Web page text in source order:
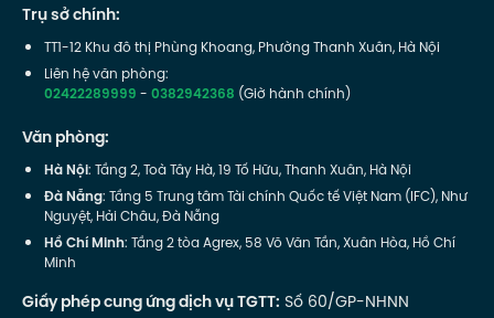
Trụ sở chính:
TT1-12 Khu đô thị Phùng Khoang, Phường Thanh Xuân, Hà Nội
Liên hệ văn phòng:
02422289999-0382942368 (Giờ hành chính)
Văn phòng:
Hà Nội: Tầng 2, Toà Tây Hà, 19 Tố Hữu, Thanh Xuân, Hà Nội
Đà Nẵng: Tầng 5 Trung tâm Tài chính Quốc tế Việt Nam (IFC), Như
Nguyệt, Hải Châu, Đà Nẵng
Hồ Chí Minh: Tầng 2 tòa Agrex, 58 Võ Văn Tần, Xuân Hòa, Hồ Chí
Minh
Giấy phép cung ứng dịch vụ TGTT: Số 60/GP-NHNN